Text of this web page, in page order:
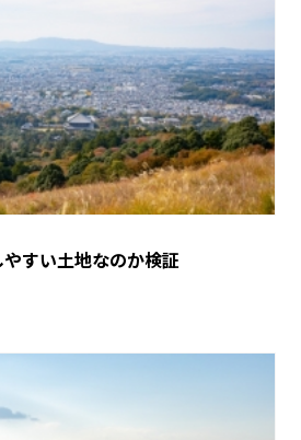
すい土地なのか検証